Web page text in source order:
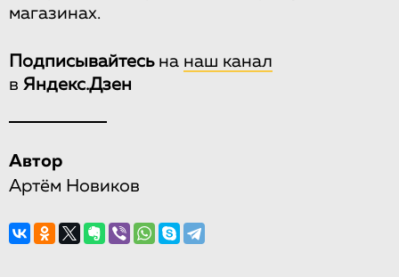
магазинах.
Подписывайтесьна наш канал
в Яндекс.Дзен
Автор
Артём Новиков